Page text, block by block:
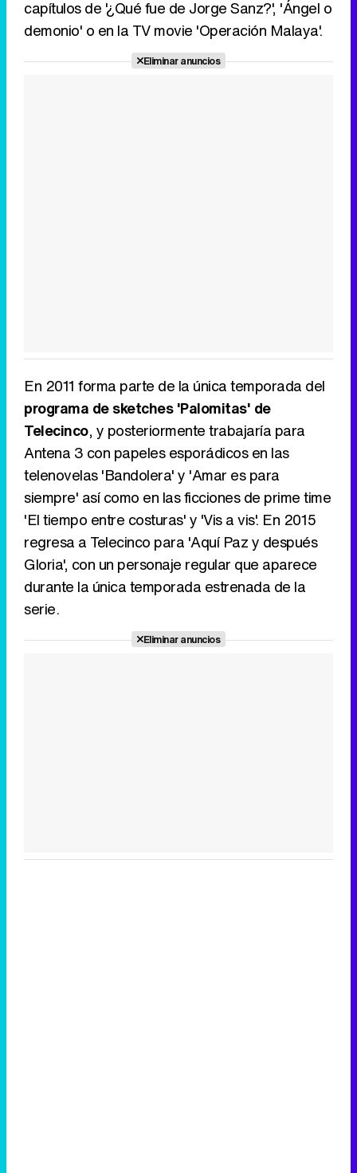
capítulos de '¿Qué fue de Jorge Sanz?', 'Ángel o
demonio' o en la TV movie 'Operación Malaya'.
Eliminar anuncios
En 2011 forma parte de la única temporada del
programa de sketches 'Palomitas' de
Telecinco, y posteriormente trabajaría para
Antena 3 con papeles esporádicos en las
telenovelas 'Bandolera' y 'Amar es para
siempre' así como en las ficciones de prime time
'El tiempo entre costuras' y 'Vis a vis'. En 2015
regresa a Telecinco para 'Aquí Paz y después
Gloria', con un personaje regular que aparece
durante la única temporada estrenada de la
serie.
Eliminar anuncios